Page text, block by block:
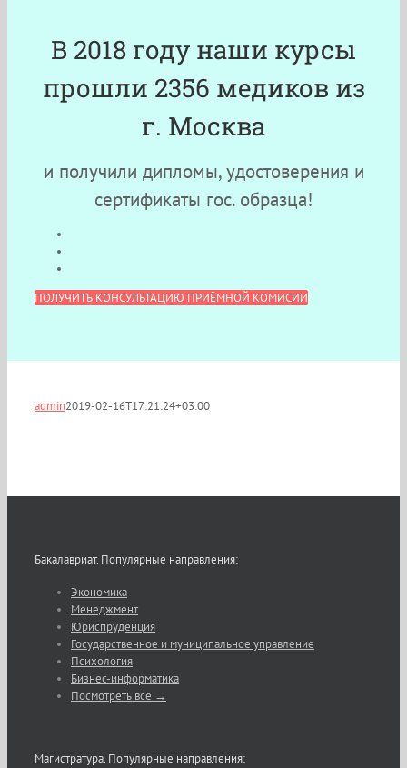
В 2018 году наши курсы
прошли 2356 медиков из
г. Москва
и получили дипломы, удостоверения и
сертификаты гос. образца!
ПОЛУЧИТЬ КОНСУЛЬТАЦИЮ ПРИЁМНОЙ КОМИСИИ
admin2019-02-16T17:21:24+03:00
Бакалавриат. Популярные направления:
Экономика
Менеджмент
Юриспруденция
Государственное и муниципальное управление
Психология
Бизнес-информатика
Посмотреть все →
Магистратура. Популярные направления: